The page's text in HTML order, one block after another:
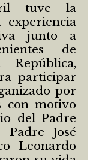
tuve la
junto a
de
participar
por
con motivo
del Padre
José
Leonardo